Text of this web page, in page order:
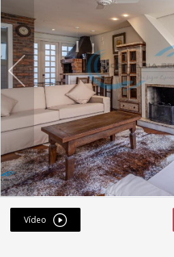
Fichas cadastrais
Financiamento
Hotsites
Política de privacidade
Postagens
Simulador de
whatsapp
ANUCIE SEU IMOVEL
Vídeo